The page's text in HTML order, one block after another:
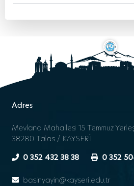
Adres
Mevlana Mahallesi 15 Temmuz
38280 Talas / KAYSERİ
0 352 432 38 38
0 352
basinyayin@kayseri.edu.tr